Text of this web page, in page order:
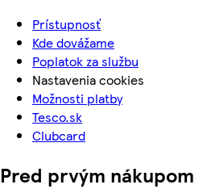
Prístupnosť
Kde dovážame
Poplatok za službu
Nastavenia cookies
Možnosti platby
Tesco.sk
Clubcard
Pred prvým nákupom